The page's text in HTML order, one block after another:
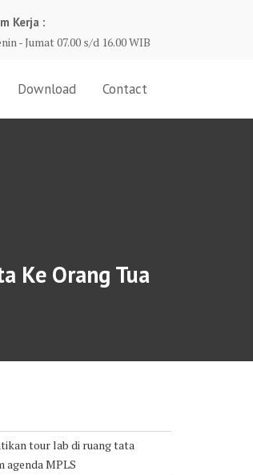
Kerja :
- Jumat 07.00 s/d 16.00 WIB
Download Contact
Ke Orang Tua
tour lab di ruang tata
agenda MPLS